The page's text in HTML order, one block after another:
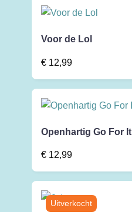
Voor de Lol
€ 12,99
Openhartig Go For It
€ 12,99